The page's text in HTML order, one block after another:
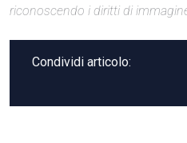
riconoscendo i diritti di
Condividi articolo: